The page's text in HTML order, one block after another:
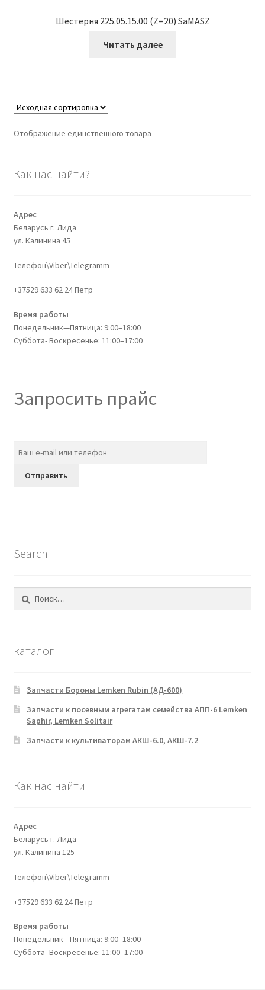
Шестерня 225.05.15.00 (Z=20) SaMASZ
Читать далее
Отображение единственного товара
Как нас найти?
Адрес
Беларусь г. Лида
ул. Калинина 45
Телефон\Viber\Telegramm
+37529 633 62 24 Петр
Время работы
Понедельник—Пятница: 9:00–18:00
Суббота- Воскресенье: 11:00–17:00
Запросить прайс
Search
Найти:
каталог
Запчасти Бороны Lemken Rubin (АД-600)
Запчасти к посевным агрегатам семейства АПП-6 Lemken
Saphir, Lemken Solitair
Запчасти к культиваторам АКШ-6.0, АКШ-7.2
Как нас найти
Адрес
Беларусь г. Лида
ул. Калинина 125
Телефон\Viber\Telegramm
+37529 633 62 24 Петр
Время работы
Понедельник—Пятница: 9:00–18:00
Суббота- Воскресенье: 11:00–17:00